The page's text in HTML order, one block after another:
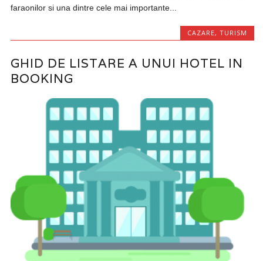
faraonilor si una dintre cele mai importante...
CAZARE, TURISM
GHID DE LISTARE A UNUI HOTEL IN
BOOKING